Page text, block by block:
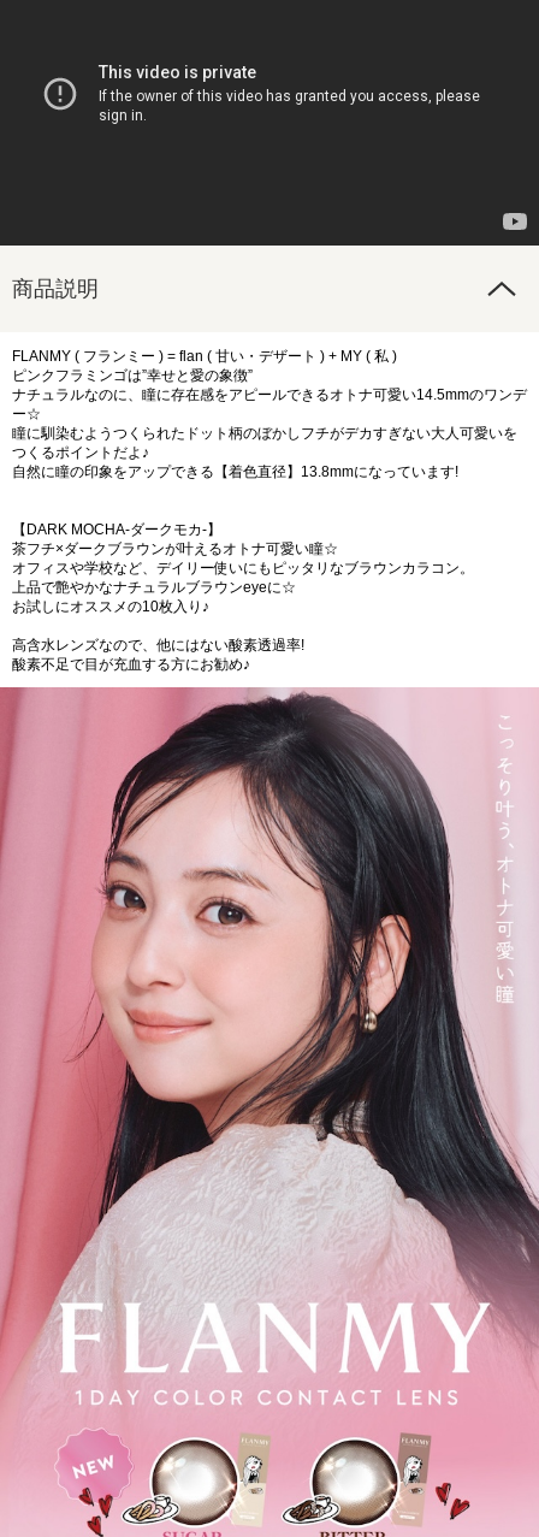
商品説明
FLANMY ( フランミー ) = flan ( 甘い・デザート ) + MY ( 私 )
ピンクフラミンゴは”幸せと愛の象徴”
ナチュラルなのに、瞳に存在感をアピールできるオトナ可愛い14.5mmのワンデ
ー☆
瞳に馴染むようつくられたドット柄のぼかしフチがデカすぎない大人可愛いを
つくるポイントだよ♪
自然に瞳の印象をアップできる【着色直径】13.8mmになっています!
【DARK MOCHA-ダークモカ-】
茶フチ×ダークブラウンが叶えるオトナ可愛い瞳☆
オフィスや学校など、デイリー使いにもピッタリなブラウンカラコン。
上品で艶やかなナチュラルブラウンeyeに☆
お試しにオススメの10枚入り♪
高含水レンズなので、他にはない酸素透過率!
酸素不足で目が充血する方にお勧め♪